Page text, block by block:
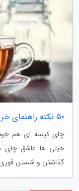
50 نکته راهنمای خرید چای کیسه ای
چای کیسه ای هم خوب
خیلی ها عاشق چای
گذاشتن و شستن قوری